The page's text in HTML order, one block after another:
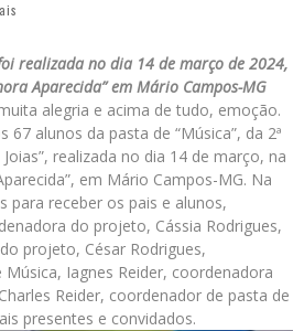
realizada no dia 14 de março de 2024,
Aparecida” em Mário Campos-MG
alegria e acima de tudo, emoção.
alunos da pasta de “Música”, da 2ª
realizada no dia 14 de março, na
em Mário Campos-MG. Na
para receber os pais e alunos,
do projeto, Cássia Rodrigues,
projeto, César Rodrigues,
Iagnes Reider, coordenadora
Reider, coordenador de pasta de
presentes e convidados.